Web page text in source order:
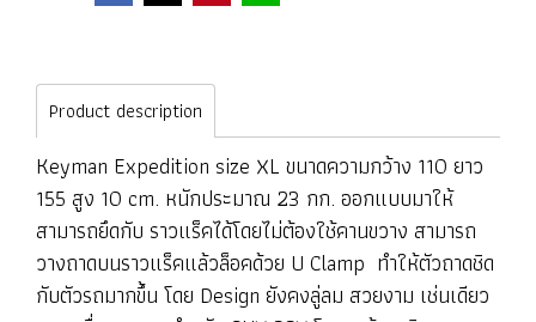
Product description
Keyman Expedition size XL ขนาดความกว้าง 110 ยาว
155 สูง 10 cm. หนักประมาณ 23 กก. ออกแบบมาให้
สามารถยึดกับ ราวแร็คได้โดยไม่ต้องใช้คานขวาง สามารถ
วางถาดบนราวแร็คแล้วล็อคด้วย U Clamp ทำให้ตัวถาดชิด
กับตัวรถมากขึ้น โดย Design ยังคงลู่ลม สวยงาม เช่นเดียว